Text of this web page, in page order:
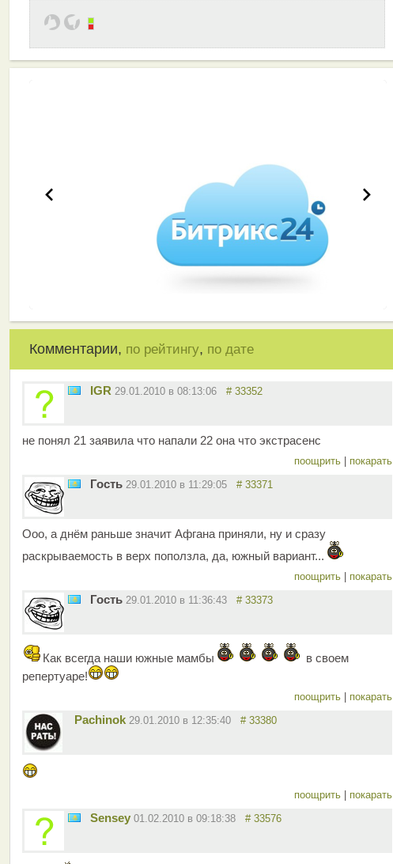
Комментарии, по рейтингу, по дате
IGR 29.01.2010 в 08:13:06 # 33352
не понял 21 заявила что напали 22 она что экстрасенс
поощрить покарать
Гость 29.01.2010 в 11:29:05 # 33371
Ооо, а днём раньше значит Афгана приняли, ну и сразу
раскрываемость в верх поползла, да, южный вариант...
поощрить покарать
Гость 29.01.2010 в 11:36:43 # 33373
Как всегда наши южные мамбы
в своем
репертуаре!
поощрить покарать
Pachinok 29.01.2010 в 12:35:40 # 33380
поощрить покарать
Sensey 01.02.2010 в 09:18:38 # 33576